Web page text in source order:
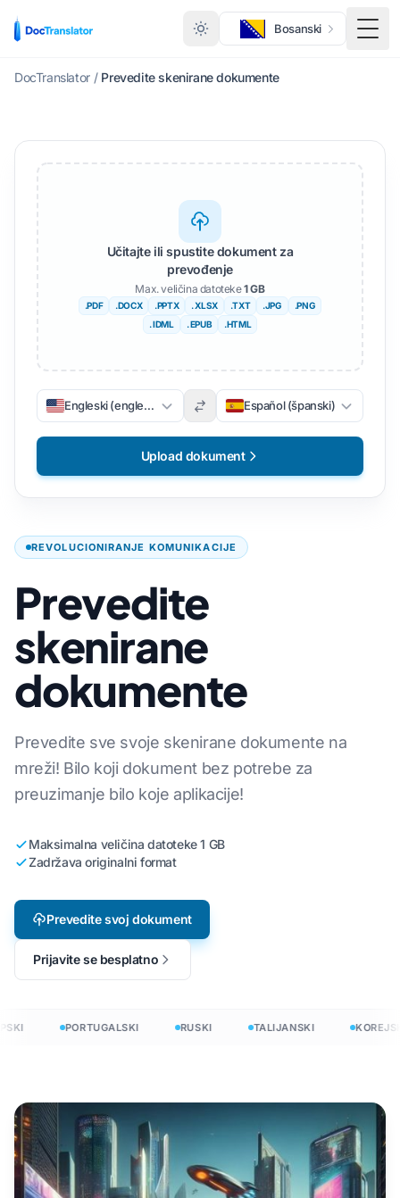
Bosanski
DocTranslator / Prevedite skenirane dokumente
REVOLUCIONIRANJE KOMUNIKACIJE
Prevedite
skenirane
dokumente
Prevedite sve svoje skenirane dokumente na
mreži! Bilo koji dokument bez potrebe za
preuzimanje bilo koje aplikacije!
Maksimalna veličina datoteke 1 GB
Zadržava originalni format
Prevedite svoj dokument
Prijavite se besplatno
Učitajte ili spustite dokument za
prevođenje
Max. veličina datoteke1 GB
.PDF .DOCX .PPTX . XLSX .TXT .JPG
.PNG
. IDML
. EPUB .HTML
Engleski (engleski) Español (španski)
Upload dokument
PORTUGALSKI RUSKI TALIJANSKI